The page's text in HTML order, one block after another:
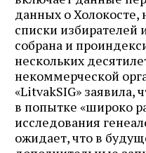
данных о Холокосте,
списки избирателей
собрана и
нескольких
некоммерческой
«LitvakSIG» заявила,
в попытке «широко
исследования
ожидает, что в